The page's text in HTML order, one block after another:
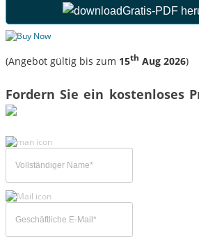
Gratis-PDF
(Angebot gültig bis zum 15th Aug 2026)
Fordern Sie ein kostenloses